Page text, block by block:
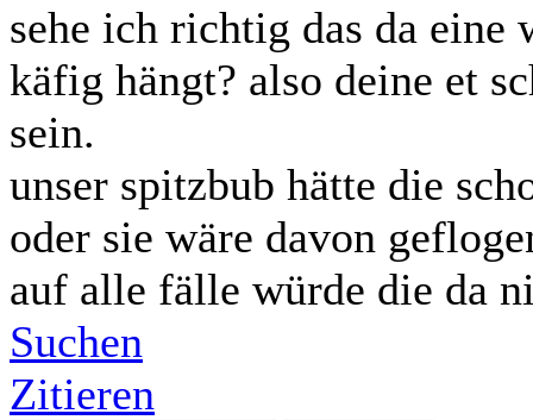
sehe ich richtig das da eine
käfig hängt? also deine et
sein.
unser spitzbub hätte die
oder sie wäre davon
auf alle fälle würde die da
Suchen
Zitieren